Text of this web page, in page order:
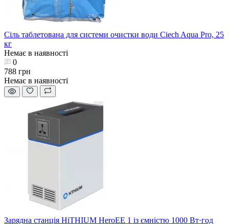
Сіль таблетована для системи очистки води Ciech Aqua Pro, 25
кг
Немає в наявності
0
788 грн
Немає в наявності
Зарядна станція HiTHIUM HeroEE 1 із ємністю 1000 Вт·год